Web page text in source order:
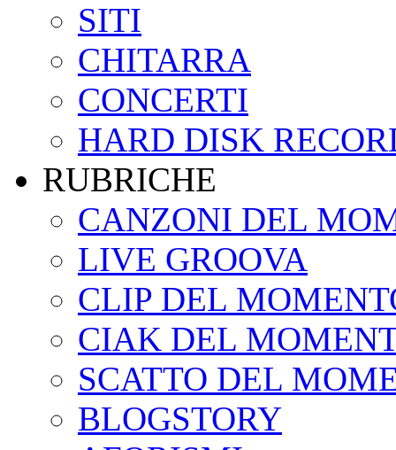
SITI
CHITARRA
CONCERTI
HARD DISK
RUBRICHE
CANZONI DEL
LIVE GROOVA
CLIP DEL
CIAK DEL
SCATTO DEL
BLOGSTORY